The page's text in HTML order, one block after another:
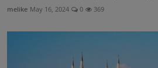
melike May 16, 2024 0 369